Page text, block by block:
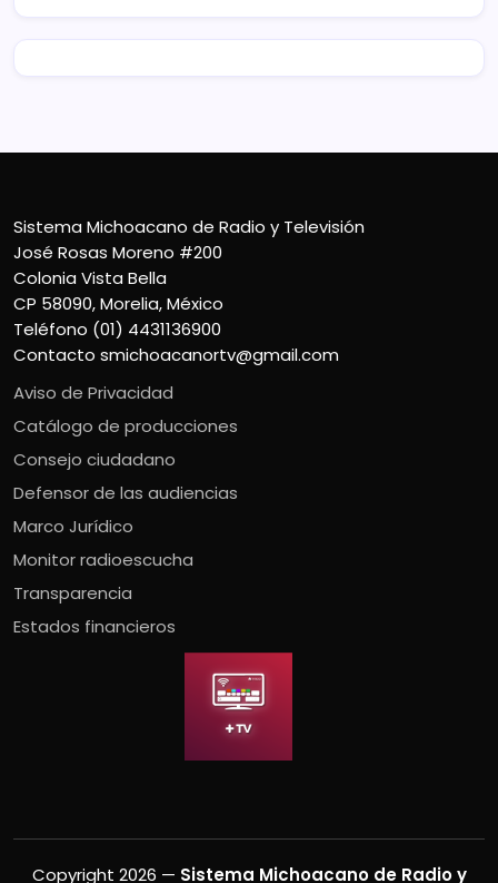
Sistema Michoacano de Radio y Televisión
José Rosas Moreno #200
Colonia Vista Bella
CP 58090, Morelia, México
Teléfono (01) 4431136900
Contacto smichoacanortv@gmail.com
Aviso de Privacidad
Catálogo de producciones
Consejo ciudadano
Defensor de las audiencias
Marco Jurídico
Monitor radioescucha
Transparencia
Estados financieros
Copyright 2026 — Sistema Michoacano de Radio y